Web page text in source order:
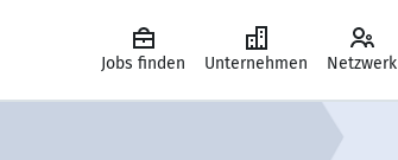
Jobs finden Unternehmen Netzwerk